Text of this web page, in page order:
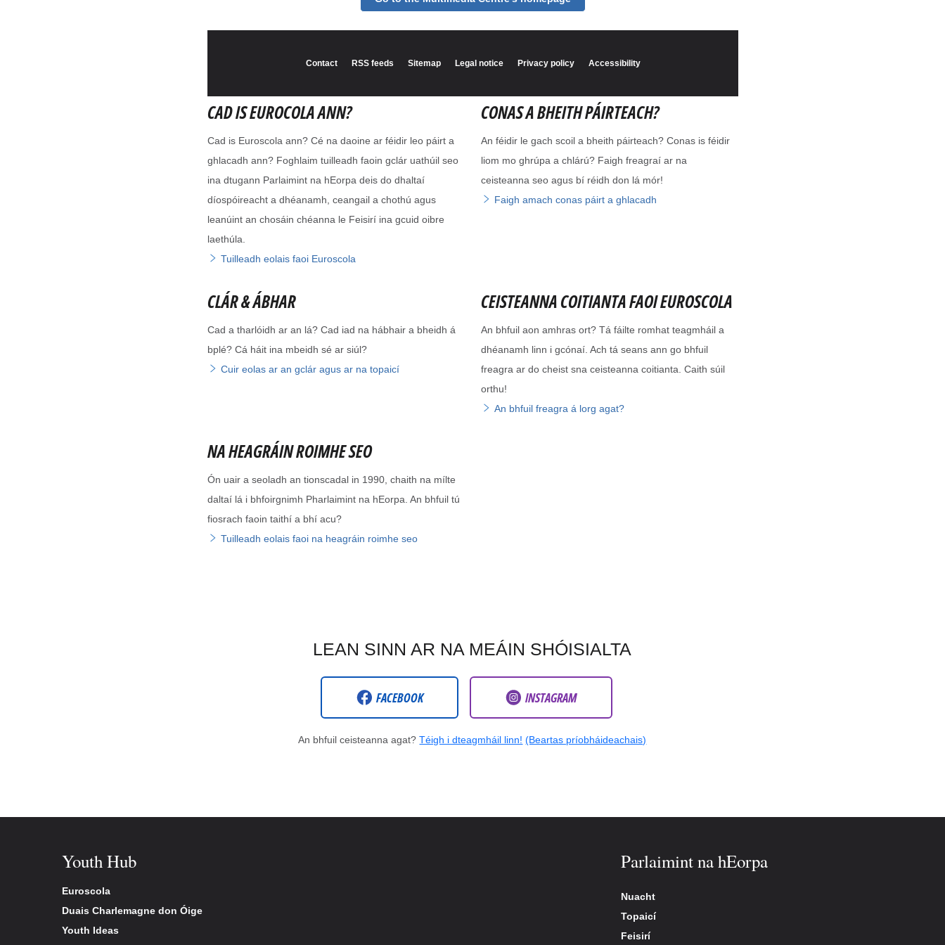
CAD IS EUROCOLA ANN?
Cad is Euroscola ann? Cé na daoine ar féidir leo páirt a
ghlacadh ann? Foghlaim tuilleadh faoin gclár uathúil seo
ina dtugann Parlaimint na hEorpa deis do dhaltaí
díospóireacht a dhéanamh, ceangail a chothú agus
leanúint an chosáin chéanna le Feisirí ina gcuid oibre
laethúla.
Tuilleadh eolais faoi Euroscola
CONAS A BHEITH PÁIRTEACH?
An féidir le gach scoil a bheith páirteach? Conas is féidir
liom mo ghrúpa a chlárú? Faigh freagraí ar na
ceisteanna seo agus bí réidh don lá mór!
Faigh amach conas páirt a ghlacadh
CLÁR & ÁBHAR
Cad a tharlóidh ar an lá? Cad iad na hábhair a bheidh á
bplé? Cá háit ina mbeidh sé ar siúl?
Cuir eolas ar an gclár agus ar na topaicí
CEISTEANNA COITIANTA FAOI EUROSCOLA
An bhfuil aon amhras ort? Tá fáilte romhat teagmháil a
dhéanamh linn i gcónaí. Ach tá seans ann go bhfuil
freagra ar do cheist sna ceisteanna coitianta. Caith súil
orthu!
An bhfuil freagra á lorg agat?
NA HEAGRÁIN ROIMHE SEO
Ón uair a seoladh an tionscadal in 1990, chaith na mílte
daltaí lá i bhfoirgnimh Pharlaimint na hEorpa. An bhfuil tú
fiosrach faoin taithí a bhí acu?
Tuilleadh eolais faoi na heagráin roimhe seo
LEAN SINN AR NA MEÁIN SHÓISIALTA
FACEBOOK INSTAGRAM
An bhfuil ceisteanna agat?Téigh i dteagmháil linn! (Beartas príobháideachais)
Youth Hub
Euroscola
Duais Charlemagne don Óige
Youth Ideas
Parlaimint na hEorpa
Nuacht
Topaicí
Feisirí